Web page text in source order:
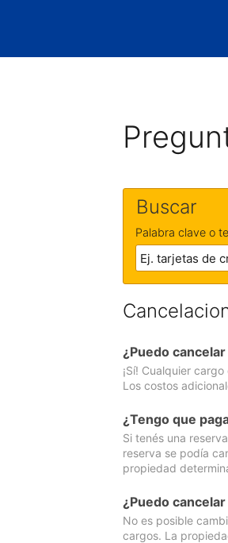
Buscar
Palabra clave o
¿Puedo
¡Sí! Cualquier
Los costos
¿Tengo que
Si tenés una
reserva se podía
propiedad
¿Puedo
No es posible
cargos. La